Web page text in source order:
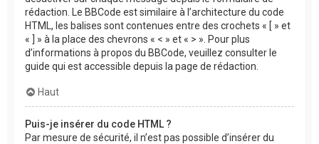
rédaction. Le BBCode est similaire à l’architecture du code
HTML, les balises sont contenues entre des crochets « [ » et
« ] » à la place des chevrons « < » et « > ». Pour plus
d’informations à propos du BBCode, veuillez consulter le
guide qui est accessible depuis la page de rédaction.
Haut
Puis-je insérer du code HTML ?
Par mesure de sécurité, il n’est pas possible d’insérer du